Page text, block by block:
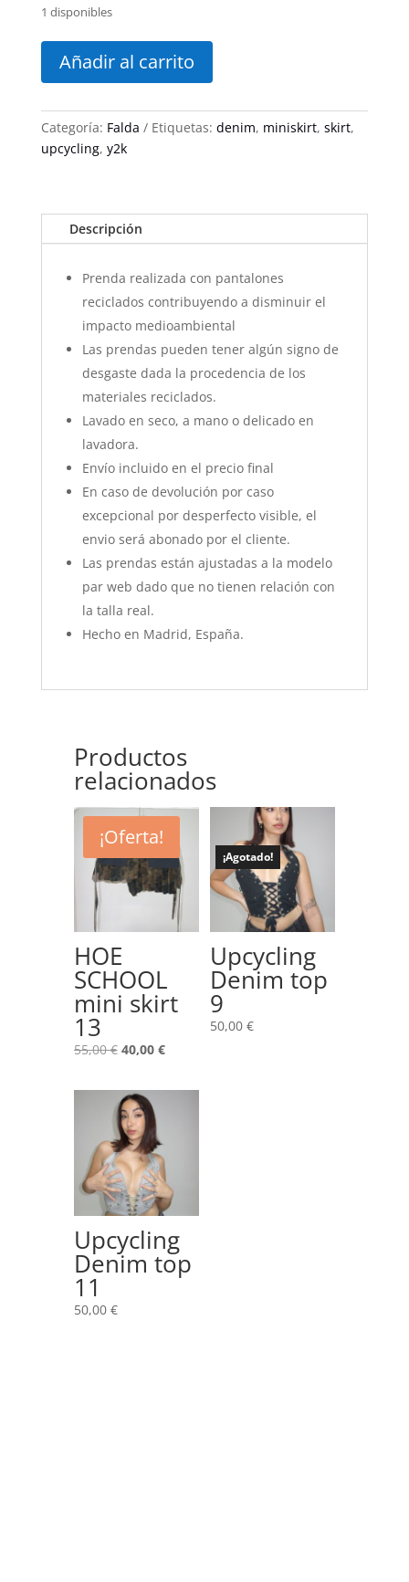
1 disponibles
mini
skirt
cantidad
Añadir al carrito
Categoría: Falda Etiquetas: denim, miniskirt, skirt,
upcycling, y2k
Descripción
Prenda realizada con pantalones
reciclados contribuyendo a disminuir el
impacto medioambiental
Las prendas pueden tener algún signo de
desgaste dada la procedencia de los
materiales reciclados.
Lavado en seco, a mano o delicado en
lavadora.
Envío incluido en el precio final
En caso de devolución por caso
excepcional por desperfecto visible, el
envio será abonado por el cliente.
Las prendas están ajustadas a la modelo
par web dado que no tienen relación con
la talla real.
Hecho en Madrid, España.
Productos
relacionados
¡Oferta!
HOE
SCHOOL
mini skirt
13
55,00€ El
original
era:
55,00 €.
40,00 €El
actual
¡Agotado!
Upcycling
Denim top
9
50,00 €
Upcycling
Denim top
11
50,00 €